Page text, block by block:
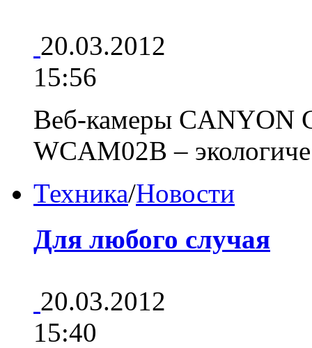
20.03.2012
15:56
Веб-камеры CANYON
WCAM02B –
Техника/Новости
Для любого случая
20.03.2012
15:40